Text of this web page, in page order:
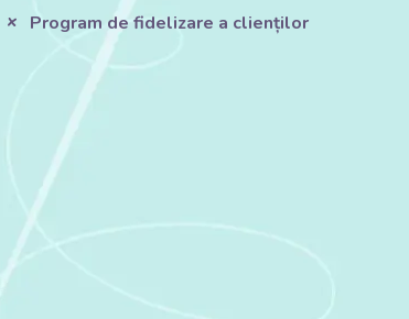
Program de fidelizare a clienților